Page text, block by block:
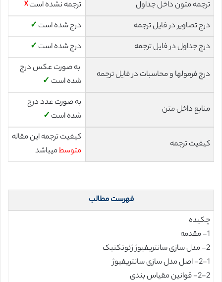
ترجمه متون داخل جداول
ترجمه نشده است☓
درج تصاویر در فایل ترجمه
درج شده است ✓
درج جداول در فایل ترجمه
درج شده است ✓
درج فرمولها و محاسبات در فایل ترجمه
به صورت عکس درج
شده است ✓
منابع داخل متن
به صورت عدد درج
شده است ✓
کیفیت ترجمه
کیفیت ترجمه این مقاله
متوسطمیباشد
فهرست مطالب
چکیده
1- مقدمه
2- مدل سازی سانتریفیوژ ژئوتکنیک
2-1- اصل مدل سازی سانتریفیوژ
2-2- قوانین مقیاس بندی